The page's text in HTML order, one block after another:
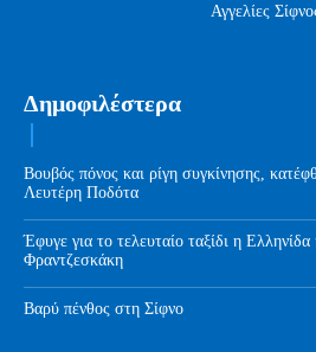
Αγγελίες
Δημοφιλέστερα
Βουβός πόνος και ρίγη συγκίνησης,
Λευτέρη Ποδότα
Έφυγε για το τελευταίο ταξίδι η
Φραντζεσκάκη
Βαρύ πένθος στη Σίφνο